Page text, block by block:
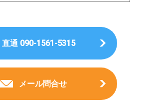
直通 090-1561-5315
メール問合せ